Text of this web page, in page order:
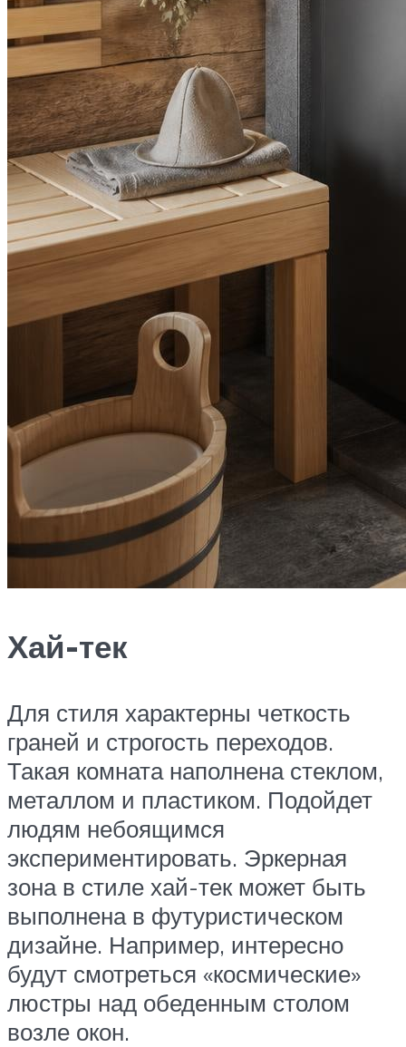
Хай-тек
Для стиля характерны четкость
граней и строгость переходов.
Такая комната наполнена стеклом,
металлом и пластиком. Подойдет
людям небоящимся
экспериментировать. Эркерная
зона в стиле хай-тек может быть
выполнена в футуристическом
дизайне. Например, интересно
будут смотреться «космические»
люстры над обеденным столом
возле окон.